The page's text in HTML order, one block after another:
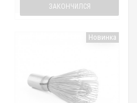
ЗАКОНЧИЛСЯ
Новинка